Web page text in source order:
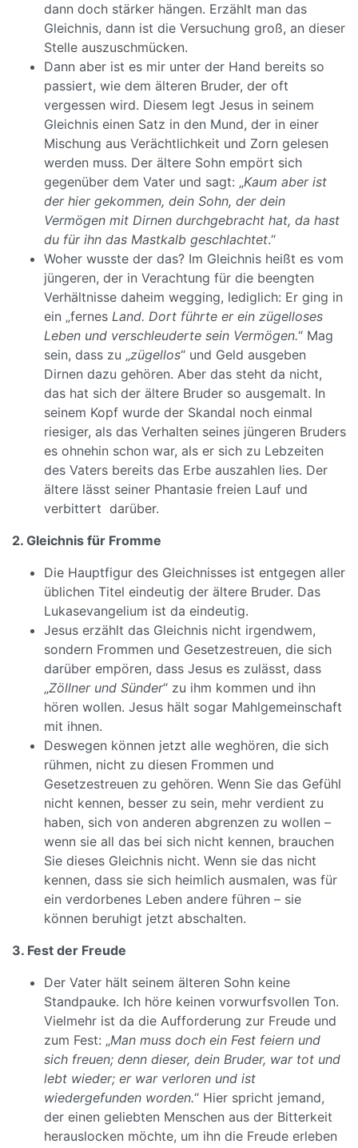
dann doch stärker hängen. Erzählt man das
Gleichnis, dann ist die Versuchung groß, an dieser
Stelle auszuschmücken.
Dann aber ist es mir unter der Hand bereits so
passiert, wie dem älteren Bruder, der oft
vergessen wird. Diesem legt Jesus in seinem
Gleichnis einen Satz in den Mund, der in einer
Mischung aus Verächtlichkeit und Zorn gelesen
werden muss. Der ältere Sohn empört sich
gegenüber dem Vater und sagt: „Kaum aber ist
der hier gekommen, dein Sohn, der dein
Vermögen mit Dirnen durchgebracht hat, da hast
du für ihn das Mastkalb geschlachtet.“
Woher wusste der das? Im Gleichnis heißt es vom
jüngeren, der in Verachtung für die beengten
Verhältnisse daheim wegging, lediglich: Er ging in
ein „fernes Land. Dort führte er ein zügelloses
Leben und verschleuderte sein Vermögen.“ Mag
sein, dass zu „zügellos“ und Geld ausgeben
Dirnen dazu gehören. Aber das steht da nicht,
das hat sich der ältere Bruder so ausgemalt. In
seinem Kopf wurde der Skandal noch einmal
riesiger, als das Verhalten seines jüngeren Bruders
es ohnehin schon war, als er sich zu Lebzeiten
des Vaters bereits das Erbe auszahlen lies. Der
ältere lässt seiner Phantasie freien Lauf und
verbittert darüber.
2. Gleichnis für Fromme
Die Hauptfigur des Gleichnisses ist entgegen aller
üblichen Titel eindeutig der ältere Bruder. Das
Lukasevangelium ist da eindeutig.
Jesus erzählt das Gleichnis nicht irgendwem,
sondern Frommen und Gesetzestreuen, die sich
darüber empören, dass Jesus es zulässt, dass
„Zöllner und Sünder“ zu ihm kommen und ihn
hören wollen. Jesus hält sogar Mahlgemeinschaft
mit ihnen.
Deswegen können jetzt alle weghören, die sich
rühmen, nicht zu diesen Frommen und
Gesetzestreuen zu gehören. Wenn Sie das Gefühl
nicht kennen, besser zu sein, mehr verdient zu
haben, sich von anderen abgrenzen zu wollen –
wenn sie all das bei sich nicht kennen, brauchen
Sie dieses Gleichnis nicht. Wenn sie das nicht
kennen, dass sie sich heimlich ausmalen, was für
ein verdorbenes Leben andere führen – sie
können beruhigt jetzt abschalten.
3. Fest der Freude
Der Vater hält seinem älteren Sohn keine
Standpauke. Ich höre keinen vorwurfsvollen Ton.
Vielmehr ist da die Aufforderung zur Freude und
zum Fest: „Man muss doch ein Fest feiern und
sich freuen; denn dieser, dein Bruder, war tot und
lebt wieder; er war verloren und ist
wiedergefunden worden.“ Hier spricht jemand,
der einen geliebten Menschen aus der Bitterkeit
herauslocken möchte, um ihn die Freude erleben